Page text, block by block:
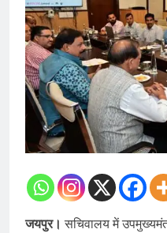
जयपुर।सचिवालय में